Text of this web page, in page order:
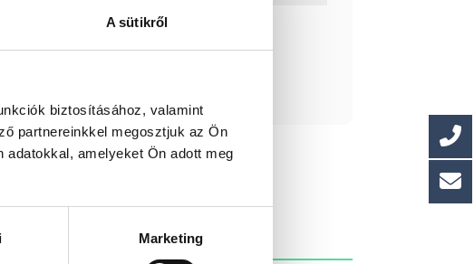
A sütikről
biztosításához, valamint
partnereinkkel megosztjuk az Ön
adatokkal, amelyeket Ön adott meg
Marketing